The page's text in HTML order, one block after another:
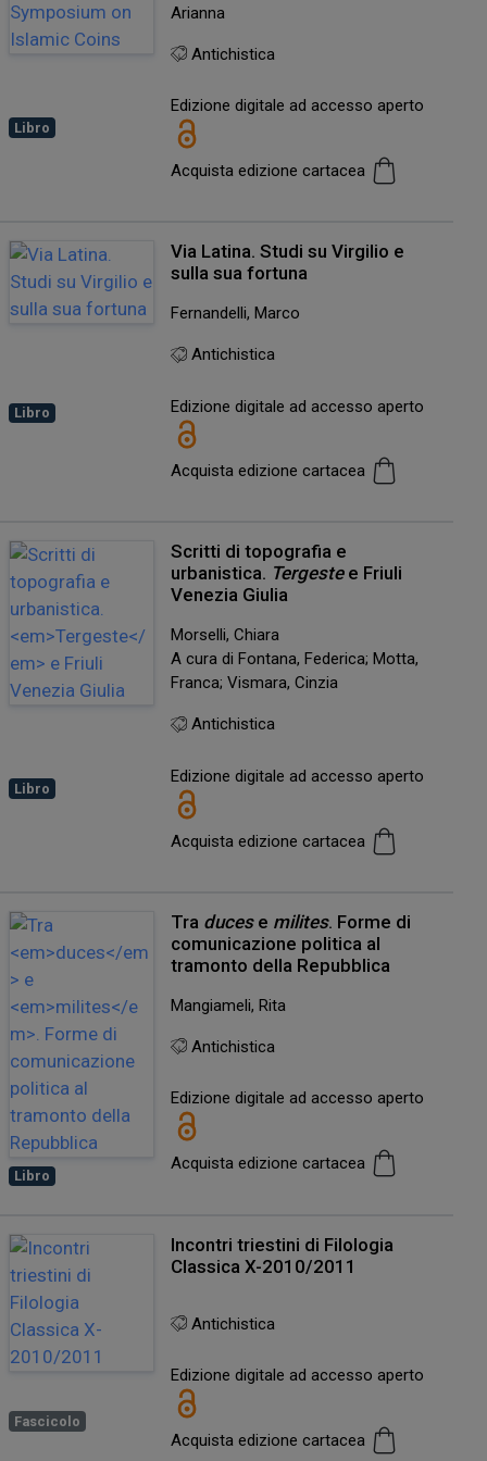
Libro
Arianna
Antichistica
Edizione digitale ad accesso aperto
Acquista edizione cartacea
Libro
Via Latina. Studi su Virgilio e
sulla sua fortuna
Fernandelli, Marco
Antichistica
Edizione digitale ad accesso aperto
Acquista edizione cartacea
Libro
Scritti di topografia e
urbanistica. Tergestee Friuli
Venezia Giulia
Morselli, Chiara
A cura di Fontana, Federica; Motta,
Franca; Vismara, Cinzia
Antichistica
Edizione digitale ad accesso aperto
Acquista edizione cartacea
Libro
Tra ducese milites. Forme di
comunicazione politica al
tramonto della Repubblica
Mangiameli, Rita
Antichistica
Edizione digitale ad accesso aperto
Acquista edizione cartacea
Fascicolo
Incontri triestini di Filologia
Classica X-2010/2011
Antichistica
Edizione digitale ad accesso aperto
Acquista edizione cartacea